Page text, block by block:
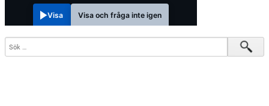
Visa Visa och fråga inte igen